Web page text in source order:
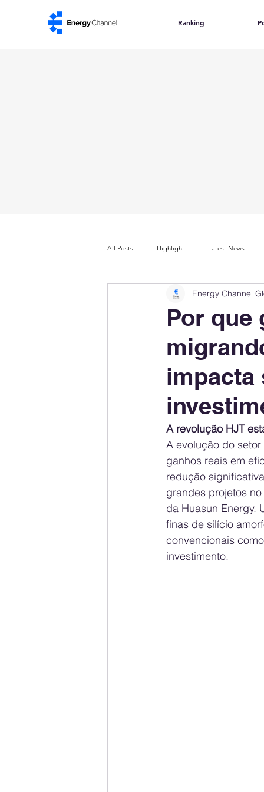
Ranking
All Posts Highlight Latest News
Company Rankings Market Leaders
Energy Storage Ranking United
Companies
Por que
impacta
Energy Channel
A revolução HJT
A evolução do
ganhos reais em
redução
grandes projetos
da Huasun Energy.
finas de silício
convencionais
investimento.